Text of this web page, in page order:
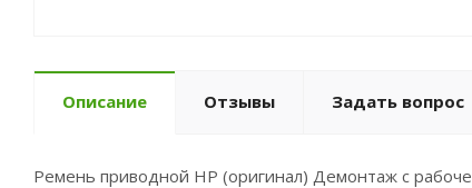
Описание Отзывы Задать вопрос
Ремень приводной HP (оригинал) Демонтаж с